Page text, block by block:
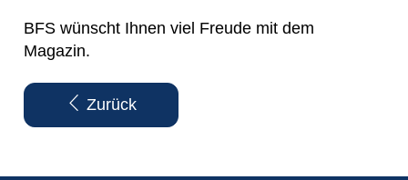
BFS wünscht Ihnen viel Freude mit dem
Magazin.
Zurück